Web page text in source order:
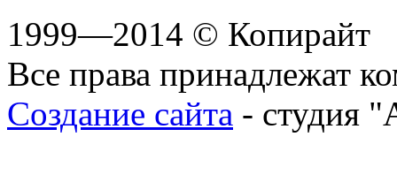
1999—2014 © Копирайт
Все права принадлежат
Создание сайта - студия